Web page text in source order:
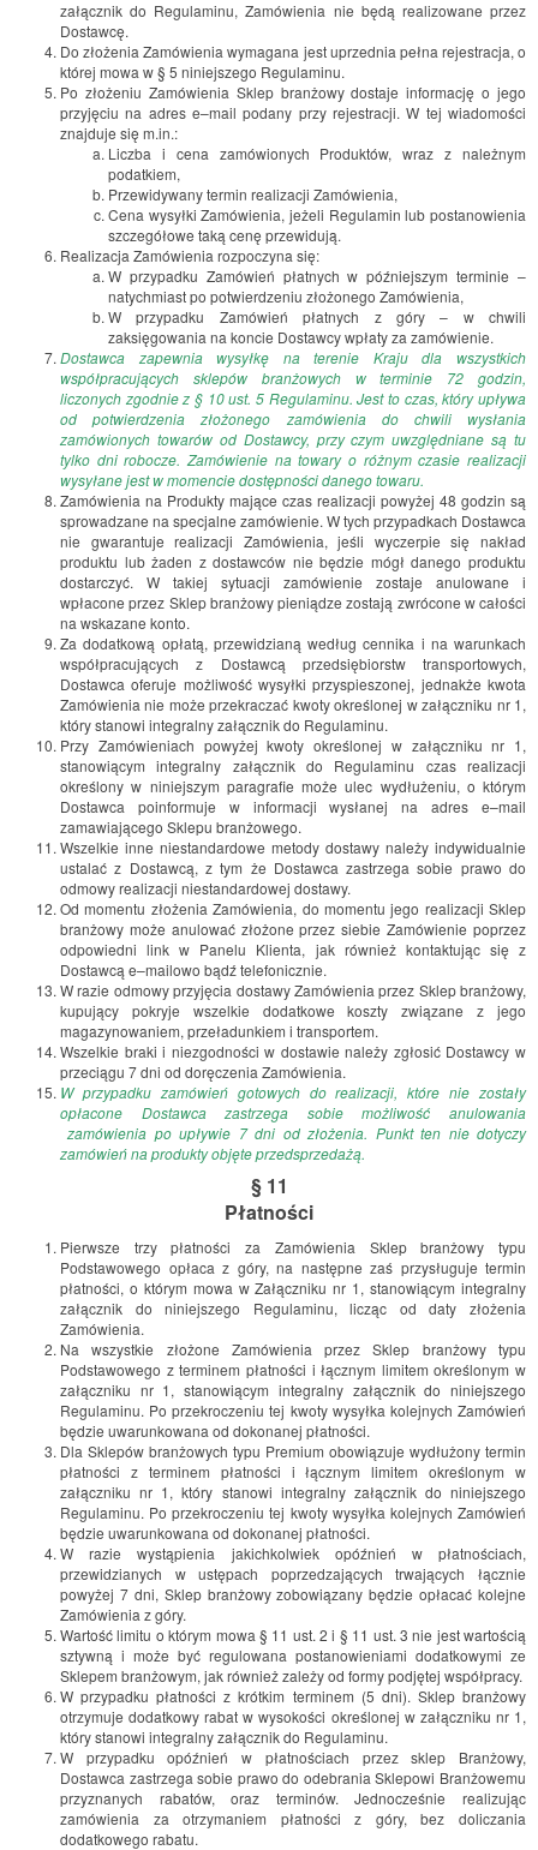
załącznik do Regulaminu, Zamówienia nie będą realizowane przez
Dostawcę.
Do złożenia Zamówienia wymagana jest uprzednia pełna rejestracja, o
której mowa w § 5 niniejszego Regulaminu.
Po złożeniu Zamówienia Sklep branżowy dostaje informację o jego
przyjęciu na adres e–mail podany przy rejestracji. W tej wiadomości
znajduje się m.in.:
Liczba i cena zamówionych Produktów, wraz z należnym
podatkiem,
Przewidywany termin realizacji Zamówienia,
Cena wysyłki Zamówienia, jeżeli Regulamin lub postanowienia
szczegółowe taką cenę przewidują.
Realizacja Zamówienia rozpoczyna się:
W przypadku Zamówień płatnych w późniejszym terminie –
natychmiast po potwierdzeniu złożonego Zamówienia,
W przypadku Zamówień płatnych z góry – w chwili
zaksięgowania na koncie Dostawcy wpłaty za zamówienie.
Dostawca zapewnia wysyłkę na terenie Kraju dla wszystkich
współpracujących sklepów branżowych w terminie 72 godzin,
liczonych zgodnie z § 10 ust. 5 Regulaminu. Jest to czas, który upływa
od potwierdzenia złożonego zamówienia do chwili wysłania
zamówionych towarów od Dostawcy, przy czym uwzględniane są tu
tylko dni robocze. Zamówienie na towary o różnym czasie realizacji
wysyłane jest w momencie dostępności danego towaru.
Zamówienia na Produkty mające czas realizacji powyżej 48 godzin są
sprowadzane na specjalne zamówienie. W tych przypadkach Dostawca
nie gwarantuje realizacji Zamówienia, jeśli wyczerpie się nakład
produktu lub żaden z dostawców nie będzie mógł danego produktu
dostarczyć. W takiej sytuacji zamówienie zostaje anulowane i
wpłacone przez Sklep branżowy pieniądze zostają zwrócone w całości
na wskazane konto.
Za dodatkową opłatą, przewidzianą według cennika i na warunkach
współpracujących z Dostawcą przedsiębiorstw transportowych,
Dostawca oferuje możliwość wysyłki przyspieszonej, jednakże kwota
Zamówienia nie może przekraczać kwoty określonej w załączniku nr 1,
który stanowi integralny załącznik do Regulaminu.
Przy Zamówieniach powyżej kwoty określonej w załączniku nr 1,
stanowiącym integralny załącznik do Regulaminu czas realizacji
określony w niniejszym paragrafie może ulec wydłużeniu, o którym
Dostawca poinformuje w informacji wysłanej na adres e–mail
zamawiającego Sklepu branżowego.
Wszelkie inne niestandardowe metody dostawy należy indywidualnie
ustalać z Dostawcą, z tym że Dostawca zastrzega sobie prawo do
odmowy realizacji niestandardowej dostawy.
Od momentu złożenia Zamówienia, do momentu jego realizacji Sklep
branżowy może anulować złożone przez siebie Zamówienie poprzez
odpowiedni link w Panelu Klienta, jak również kontaktując się z
Dostawcą e–mailowo bądź telefonicznie.
W razie odmowy przyjęcia dostawy Zamówienia przez Sklep branżowy,
kupujący pokryje wszelkie dodatkowe koszty związane z jego
magazynowaniem, przeładunkiem i transportem.
Wszelkie braki i niezgodności w dostawie należy zgłosić Dostawcy w
przeciągu 7 dni od doręczenia Zamówienia.
W przypadku zamówień gotowych do realizacji, które nie zostały
opłacone Dostawca zastrzega sobie możliwość anulowania
zamówienia po upływie 7 dni od złożenia. Punkt ten nie dotyczy
zamówień na produkty objęte przedsprzedażą.
§ 11
Płatności
Pierwsze trzy płatności za Zamówienia Sklep branżowy typu
Podstawowego opłaca z góry, na następne zaś przysługuje termin
płatności, o którym mowa w Załączniku nr 1, stanowiącym integralny
załącznik do niniejszego Regulaminu, licząc od daty złożenia
Zamówienia.
Na wszystkie złożone Zamówienia przez Sklep branżowy typu
Podstawowego z terminem płatności i łącznym limitem określonym w
załączniku nr 1, stanowiącym integralny załącznik do niniejszego
Regulaminu. Po przekroczeniu tej kwoty wysyłka kolejnych Zamówień
będzie uwarunkowana od dokonanej płatności.
Dla Sklepów branżowych typu Premium obowiązuje wydłużony termin
płatności z terminem płatności i łącznym limitem określonym w
załączniku nr 1, który stanowi integralny załącznik do niniejszego
Regulaminu. Po przekroczeniu tej kwoty wysyłka kolejnych Zamówień
będzie uwarunkowana od dokonanej płatności.
W razie wystąpienia jakichkolwiek opóźnień w płatnościach,
przewidzianych w ustępach poprzedzających trwających łącznie
powyżej 7 dni, Sklep branżowy zobowiązany będzie opłacać kolejne
Zamówienia z góry.
Wartość limitu o którym mowa § 11 ust. 2 i § 11 ust. 3 nie jest wartością
sztywną i może być regulowana postanowieniami dodatkowymi ze
Sklepem branżowym, jak również zależy od formy podjętej współpracy.
W przypadku płatności z krótkim terminem (5 dni). Sklep branżowy
otrzymuje dodatkowy rabat w wysokości określonej w załączniku nr 1,
który stanowi integralny załącznik do Regulaminu.
W przypadku opóźnień w płatnościach przez sklep Branżowy,
Dostawca zastrzega sobie prawo do odebrania Sklepowi Branżowemu
przyznanych rabatów, oraz terminów. Jednocześnie realizując
zamówienia za otrzymaniem płatności z góry, bez doliczania
dodatkowego rabatu.